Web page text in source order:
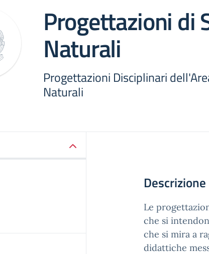
Progettazioni di
Naturali
Progettazioni Disciplinari
Naturali
Descrizione
Le
che si
che si mira a
didattiche